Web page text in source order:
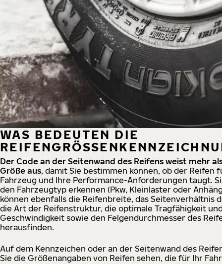
WAS BEDEUTEN DIE
Der Code an der Seitenwand des Reifens weist mehr
Größe aus, damit Sie bestimmen können, ob der Reifen
Fahrzeug und Ihre Performance-Anforderungen taugt.
den Fahrzeugtyp erkennen (Pkw, Kleinlaster oder
können ebenfalls die Reifenbreite, das Seitenverhältnis
die Art der Reifenstruktur, die optimale Tragfähigkeit
Geschwindigkeit sowie den Felgendurchmesser des
herausfinden.
Auf dem Kennzeichen oder an der Seitenwand des
Sie die Größenangaben von Reifen sehen, die für Ihr